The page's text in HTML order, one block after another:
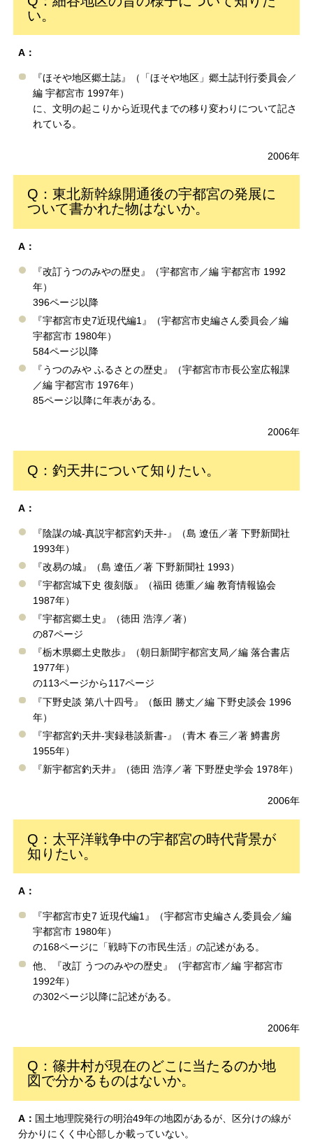
い。
A：
『ほそや地区郷土誌』（「ほそや地区」郷土誌刊行委員会／
編 宇都宮市 1997年）
に、文明の起こりから近現代までの移り変わりについて記さ
れている。
2006年
Q：東北新幹線開通後の宇都宮の発展に
ついて書かれた物はないか。
A：
『改訂うつのみやの歴史』（宇都宮市／編 宇都宮市 1992
年）
396ページ以降
『宇都宮市史7近現代編1』（宇都宮市史編さん委員会／編
宇都宮市 1980年）
584ページ以降
『うつのみや ふるさとの歴史』（宇都宮市市長公室広報課
／編 宇都宮市 1976年）
85ページ以降に年表がある。
2006年
Q：釣天井について知りたい。
A：
『陰謀の城-真説宇都宮釣天井-』（島 遼伍／著 下野新聞社
1993年）
『改易の城』（島 遼伍／著 下野新聞社 1993）
『宇都宮城下史 復刻版』（福田 徳重／編 教育情報協会
1987年）
『宇都宮郷土史』（徳田 浩淳／著）
の87ページ
『栃木県郷土史散歩』（朝日新聞宇都宮支局／編 落合書店
1977年）
の113ページから117ページ
『下野史談 第八十四号』（飯田 勝丈／編 下野史談会 1996
年）
『宇都宮釣天井-実録巷談新書-』（青木 春三／著 鱒書房
1955年）
『新宇都宮釣天井』（徳田 浩淳／著 下野歴史学会 1978年）
2006年
Q：太平洋戦争中の宇都宮の時代背景が
知りたい。
A：
『宇都宮市史7 近現代編1』（宇都宮市史編さん委員会／編
宇都宮市 1980年）
の168ページに「戦時下の市民生活」の記述がある。
他、『改訂 うつのみやの歴史』（宇都宮市／編 宇都宮市
1992年）
の302ページ以降に記述がある。
2006年
Q：篠井村が現在のどこに当たるのか地
図で分かるものはないか。
A： 国土地理院発行の明治49年の地図があるが、区分けの線が
分かりにくく中心部しか載っていない。